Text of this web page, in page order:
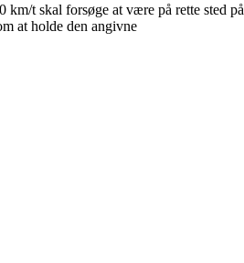
t skal forsøge at være på rette sted på
at holde den angivne